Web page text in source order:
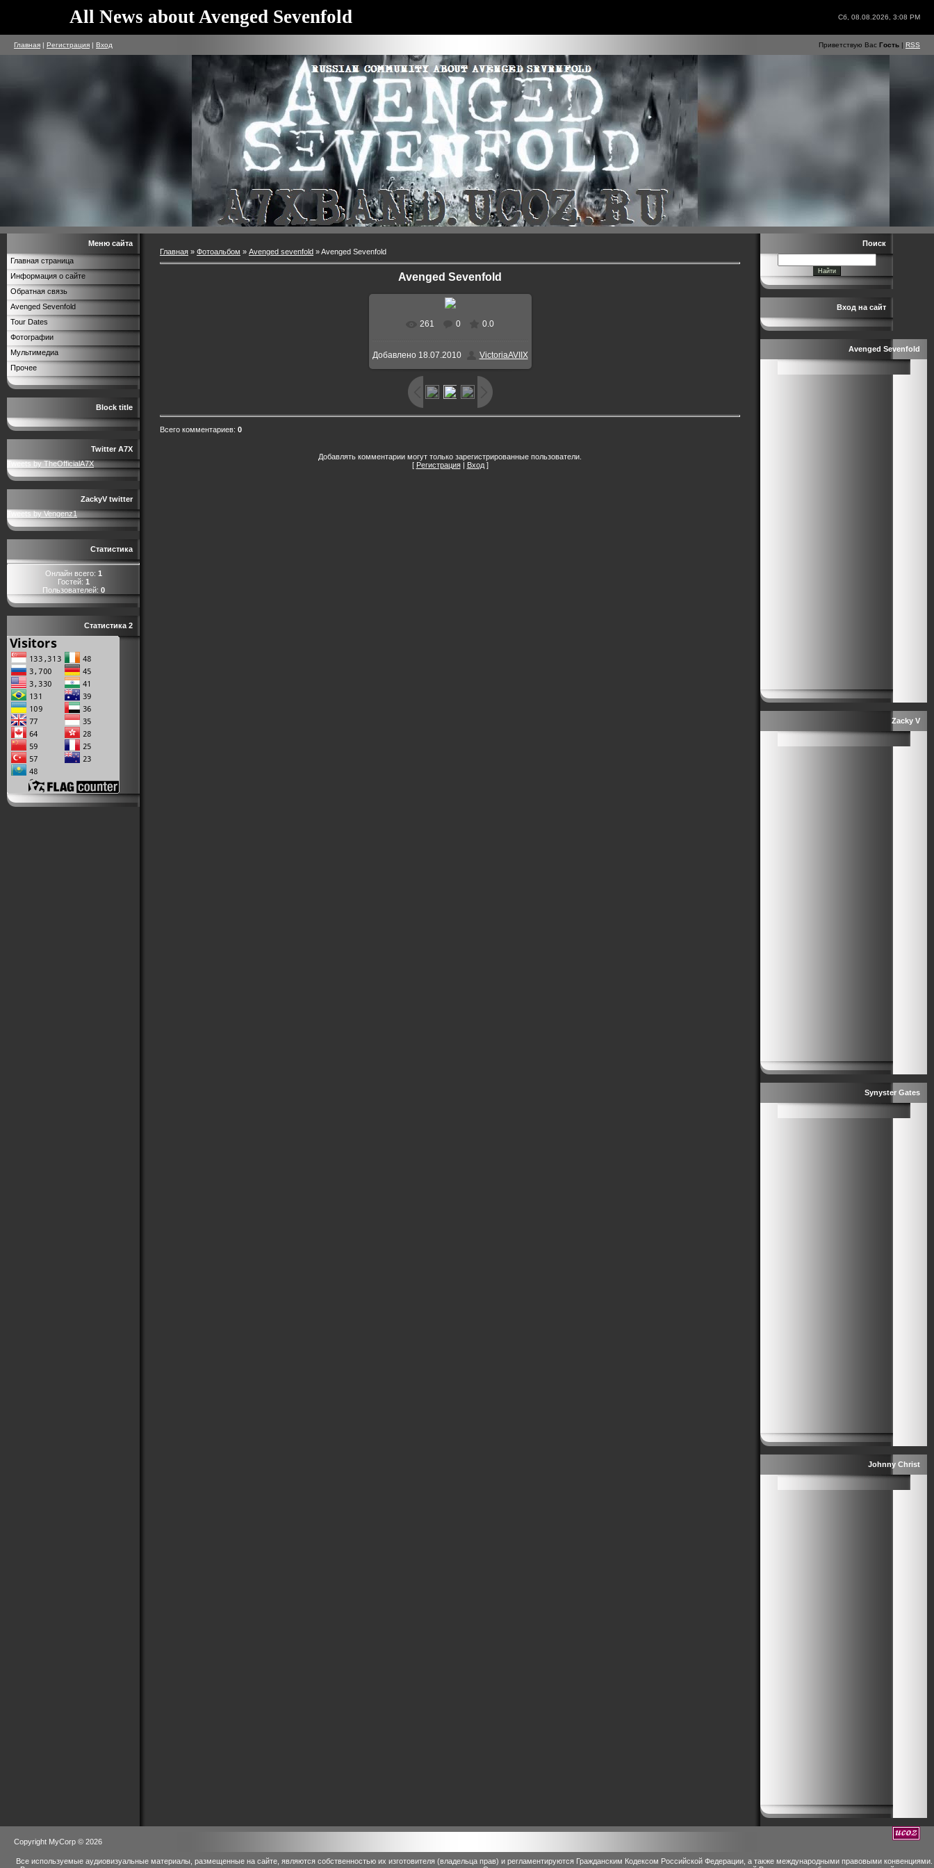
All News about Avenged Sevenfold Сб, 08.08.2026, 3:08 PM
Главная | Регистрация | Вход Приветствую Вас Гость | RSS
Меню сайта
Главная страница
Информация о сайте
Обратная связь
Avenged Sevenfold
Tour Dates
Фотографии
Мультимедиа
Прочее
Block title
Twitter A7X
Tweets by TheOfficialA7X
ZackyV twitter
Tweets by Vengenz1
Статистика
Онлайн всего: 1
Гостей: 1
Пользователей: 0
Статистика 2
Главная » Фотоальбом » Avenged sevenfold » Avenged Sevenfold
Avenged Sevenfold
261 0 0.0
Добавлено 18.07.2010 VictoriaAVIIX
Всего комментариев: 0
Добавлять комментарии могут только зарегистрированные пользователи.
[ Регистрация| Вход]
Поиск
Вход на сайт
Avenged Sevenfold
Zacky V
Synyster Gates
Johnny Christ
Copyright MyCorp © 2026
Все используемые аудиовизуальные материалы, размещенные на сайте, являются собственностью их изготовителя (владельца прав) и регламентируются Гражданским Кодексом Российской Федерации, а также международными правовыми конвенциями.